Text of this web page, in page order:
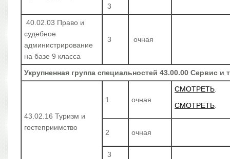
3
40.02.03 Право и
судебное
администрирование
на базе 9 класса
3 очная
Укрупненная группа специальностей 43.00.00 Сервис и
43.02.16 Туризм и
гостеприимство
1 очная
СМОТРЕТЬ
СМОТРЕТЬ
2 очная
3